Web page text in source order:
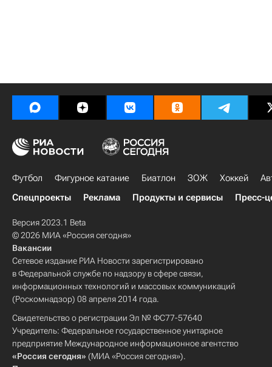
Футбол Фигурное катание Биатлон ЗОЖ Хоккей
Спецпроекты
Реклама Продукты и сервисы Пресс-
Версия 2023.1 Beta
© 2026 МИА «Россия сегодня»
Вакансии
Сетевое издание РИА Новости зарегистрировано
в Федеральной службе по надзору в сфере связи,
информационных технологий и массовых коммуникаций
(Роскомнадзор) 08 апреля 2014 года.
Свидетельство о регистрации Эл № ФС77-57640
Учредитель: Федеральное государственное унитарное
предприятие Международное информационное агентство
«Россия сегодня» (МИА «Россия сегодня»).